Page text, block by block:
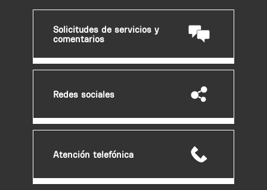
Solicitudes de servicios y
comentarios
Redes sociales
Atención telefónica